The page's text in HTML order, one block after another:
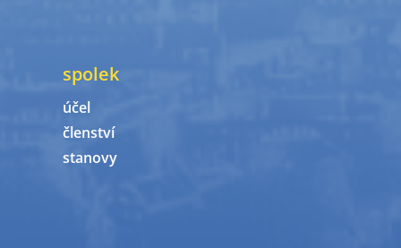
spolek
účel
členství
stanovy